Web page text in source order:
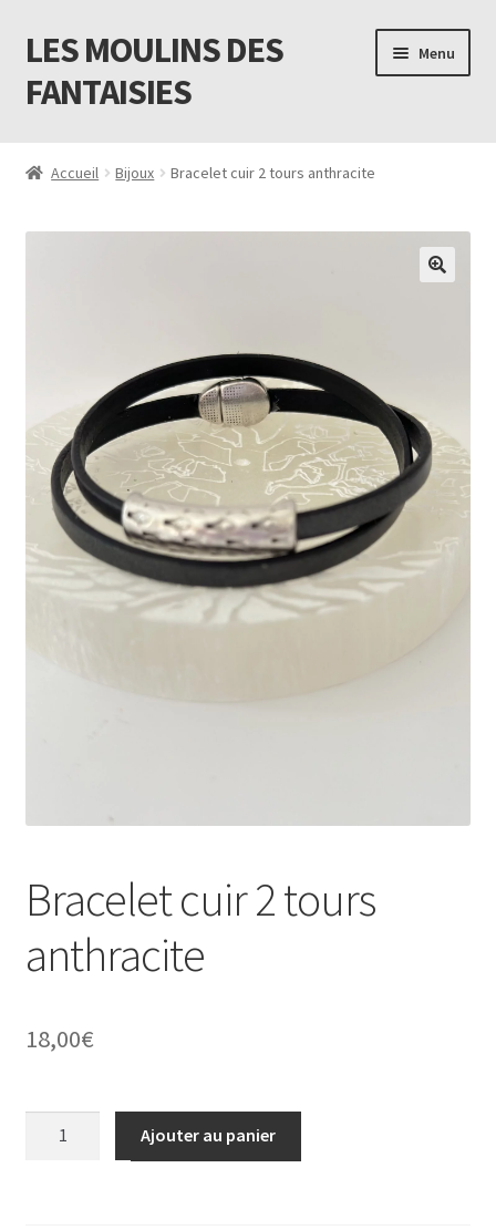
Aller
à
la
Aller
au
contenu
LES MOULINS DES
FANTAISIES
Menu
Newsletter
Panier
Validation de la commande
Conditions d’utilisation
Accueil Bijoux Bracelet cuir 2 tours anthracite
Bracelet cuir 2 tours
anthracite
18,00€
Ajouter au panier